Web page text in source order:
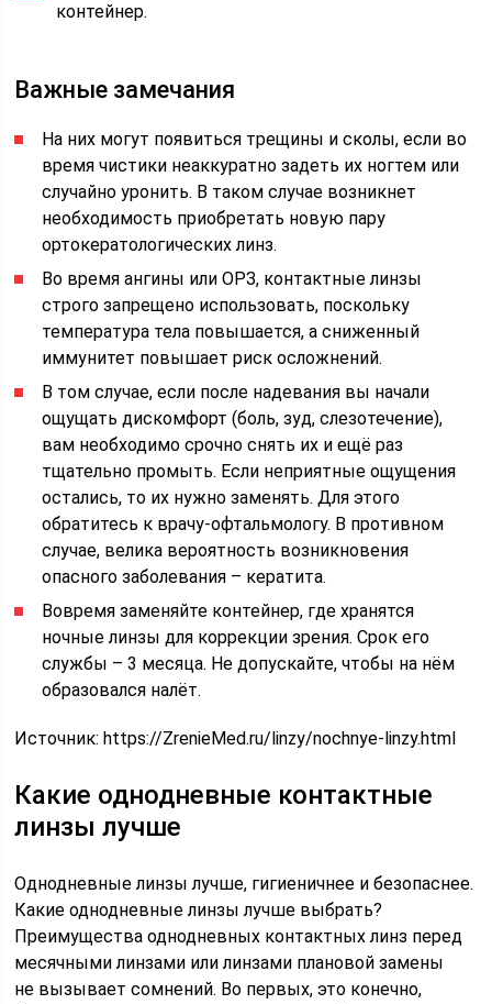
контейнер.
Важные замечания
На них могут появиться трещины и сколы, если во
время чистики неаккуратно задеть их ногтем или
случайно уронить. В таком случае возникнет
необходимость приобретать новую пару
ортокератологических линз.
Во время ангины или ОРЗ, контактные линзы
строго запрещено использовать, поскольку
температура тела повышается, а сниженный
иммунитет повышает риск осложнений.
В том случае, если после надевания вы начали
ощущать дискомфорт (боль, зуд, слезотечение),
вам необходимо срочно снять их и ещё раз
тщательно промыть. Если неприятные ощущения
остались, то их нужно заменять. Для этого
обратитесь к врачу-офтальмологу. В противном
случае, велика вероятность возникновения
опасного заболевания – кератита.
Вовремя заменяйте контейнер, где хранятся
ночные линзы для коррекции зрения. Срок его
службы – 3 месяца. Не допускайте, чтобы на нём
образовался налёт.
Источник:https://ZrenieMed.ru/linzy/nochnye-linzy.html
Какие однодневные контактные
линзы лучше
Однодневные линзы лучше, гигиеничнее и безопаснее.
Какие однодневные линзы лучше выбрать?
Преимущества однодневных контактных линз перед
месячными линзами или линзами плановой замены
не вызывает сомнений. Во первых, это конечно,